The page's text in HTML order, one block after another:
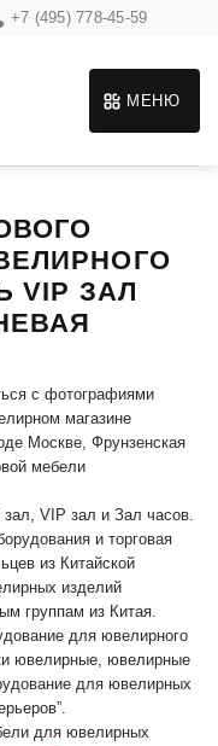
+7 (495) 778-45-59
МЕНЮ
VIP ЗАЛ
с фотографиями
магазине
Москве, Фрунзенская
мебели
VIP зал и Зал часов.
и торговая
из Китайской
изделий
группам из Китая.
для ювелирного
ювелирные, ювелирные
для ювелирных
для ювелирных